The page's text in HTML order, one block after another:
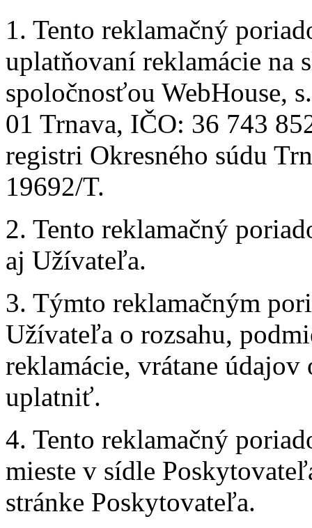
1. Tento reklamačný
uplatňovaní reklamácie na
spoločnosťou WebHouse,
01 Trnava, IČO: 36 743
registri Okresného súdu
19692/T.
2. Tento reklamačný
aj Užívateľa.
3. Týmto reklamačným
Užívateľa o rozsahu,
reklamácie, vrátane
uplatniť.
4. Tento reklamačný
mieste v sídle
stránke Poskytovateľa.